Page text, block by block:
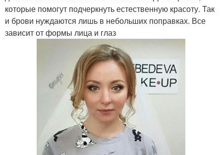
которые помогут подчеркнуть естественную красоту. Так
и брови нуждаются лишь в небольших поправках. Все
зависит от формы лица и глаз